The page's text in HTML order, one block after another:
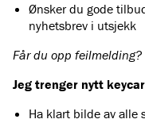
Ønsker du gode
nyhetsbrev i utsjekk
Får du opp
Jeg trenger nytt
Ha klart bilde av alle